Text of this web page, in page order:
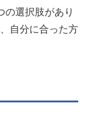
の選択肢があり
自分に合った方